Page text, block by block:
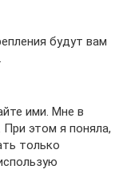
будут вам
ими. Мне в
При этом я поняла,
только